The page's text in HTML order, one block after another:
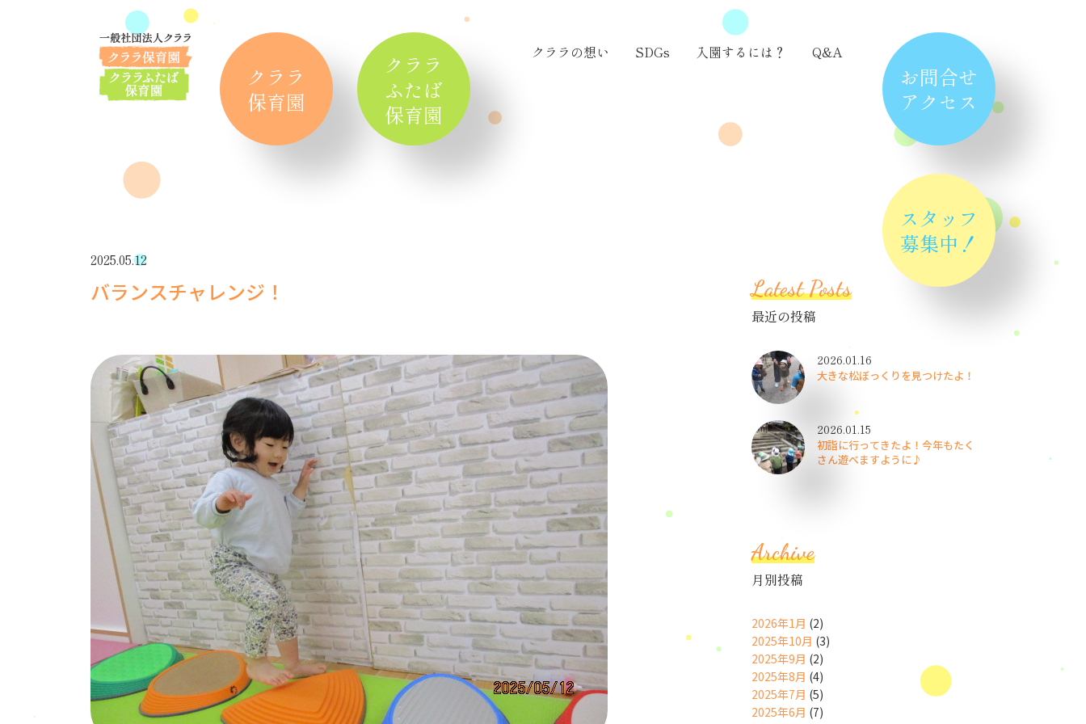
クララ
保育園
クララ
ふたば
保育園
お問合せ
アクセス
スタッフ
募集中！
クララの想い SDGs 入園するには？ Q&A
2025.05.12
バランスチャレンジ！ Latest Posts
最近の投稿
2026.01.16
大きな松ぼっくりを見つけたよ！
2026.01.15
初詣に行ってきたよ！今年もたく
さん遊べますように♪
Archive
月別投稿
2026年1月 (2)
2025年10月 (3)
2025年9月 (2)
2025年8月 (4)
2025年7月 (5)
2025年6月 (7)